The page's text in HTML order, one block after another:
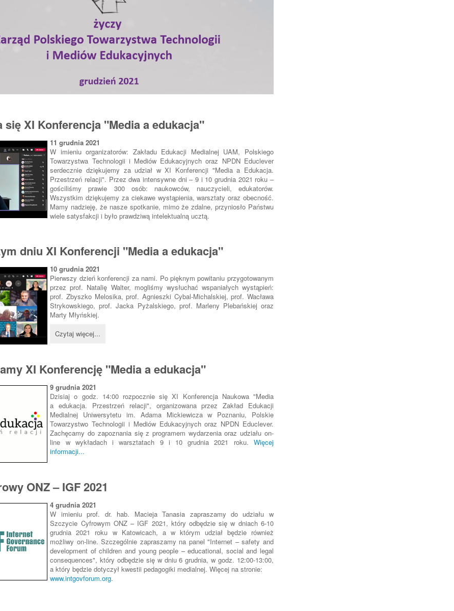
się XI Konferencja "Media a edukacja"
11 grudnia 2021
W imieniu organizatorów: Zakładu Edukacji Medialnej UAM, Polskiego
Towarzystwa Technologii i Mediów Edukacyjnych oraz NPDN Educlever
serdecznie dziękujemy za udział w XI Konferencji "Media a Edukacja.
Przestrzeń relacji". Przez dwa intensywne dni – 9 i 10 grudnia 2021 roku –
gościliśmy prawie 300 osób: naukowców, nauczycieli, edukatorów.
Wszystkim dziękujemy za ciekawe wystąpienia, warsztaty oraz obecność.
Mamy nadzieję, że nasze spotkanie, mimo że zdalne, przyniosło Państwu
wiele satysfakcji i było prawdziwą intelektualną ucztą.
dniu XI Konferencji "Media a edukacja"
10 grudnia 2021
Pierwszy dzień konferencji za nami. Po pięknym powitaniu przygotowanym
przez prof. Natalię Walter, mogliśmy wysłuchać wspaniałych wystąpień:
prof. Zbyszko Melosika, prof. Agnieszki Cybal-Michalskiej, prof. Wacława
Strykowskiego, prof. Jacka Pyżalskiego, prof. Marleny Plebańskiej oraz
Marty Młyńskiej.
Czytaj więcej...
XI Konferencję "Media a edukacja"
9 grudnia 2021
Dzisiaj o godz. 14:00 rozpocznie się XI Konferencja Naukowa "Media
a edukacja. Przestrzeń relacji", organizowana przez Zakład Edukacji
Medialnej Uniwersytetu im. Adama Mickiewicza w Poznaniu, Polskie
Towarzystwo Technologii i Mediów Edukacyjnych oraz NPDN Educlever.
Zachęcamy do zapoznania się z programem wydarzenia oraz udziału on-
line w wykładach i warsztatach 9 i 10 grudnia 2021 roku. Więcej
informacji...
ONZ – IGF 2021
4 grudnia 2021
W imieniu prof. dr. hab. Macieja Tanasia zapraszamy do udziału w
Szczycie Cyfrowym ONZ – IGF 2021, który odbędzie się w dniach 6-10
grudnia 2021 roku w Katowicach, a w którym udział będzie również
możliwy on-line. Szczególnie zapraszamy na panel "Internet – safety and
development of children and young people – educational, social and legal
consequences", który odbędzie się w dniu 6 grudnia, w godz. 12:00-13:00,
a który będzie dotyczył kwestii pedagogiki medialnej. Więcej na stronie:
www.intgovforum.org.